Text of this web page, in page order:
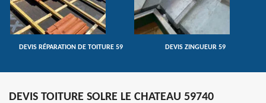
DEVIS RÉPARATION DE TOITURE 59 DEVIS ZINGUEUR 59
DEVIS TOITURE SOLRE LE CHATEAU 59740